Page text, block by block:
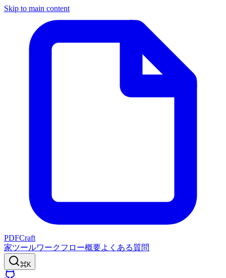
Skip to main content
PDFCraft
家ツールワークフロー概要よくある質問
⌘K